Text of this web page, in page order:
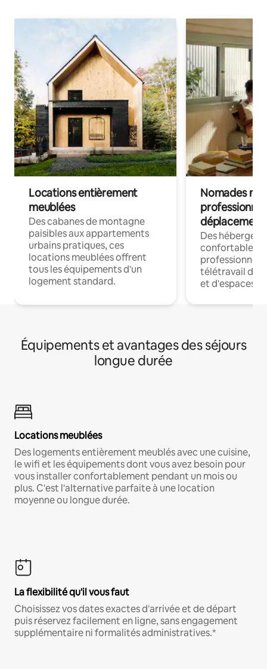
Locations entièrement
meublées
Des cabanes de montagne
paisibles aux appartements
urbains pratiques, ces
locations meublées offrent
tous les équipements d'un
logement standard.
Nomades
déplacement
Des
confortables
professionnels
télétravail
et d'espaces
Équipements et avantages des séjours
longue durée
Locations meublées
Des logements entièrement meublés avec une cuisine,
le wifi et les équipements dont vous avez besoin pour
vous installer confortablement pendant un mois ou
plus. C'est l'alternative parfaite à une location
moyenne ou longue durée.
La flexibilité qu'il vous faut
Choisissez vos dates exactes d'arrivée et de départ
puis réservez facilement en ligne, sans engagement
supplémentaire ni formalités administratives.*